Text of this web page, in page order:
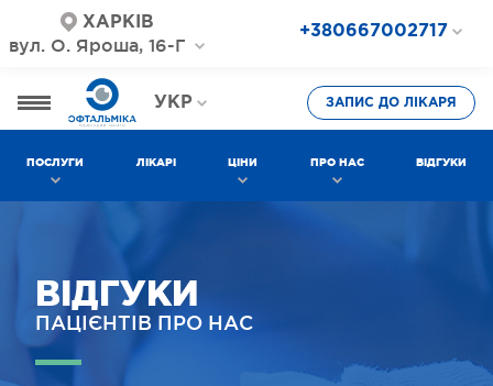
ХАРКІВ
вул. О. Яроша, 16-Г
+380667002717
+380577002717
УКР
РОС
ЗАПИС ДО ЛІКАРЯ
ПОСЛУГИ ЛІКАРІ ЦІНИ ПРО НАС ВІДГУКИ
ВІДГУКИ
ПАЦІЄНТІВ ПРО НАС